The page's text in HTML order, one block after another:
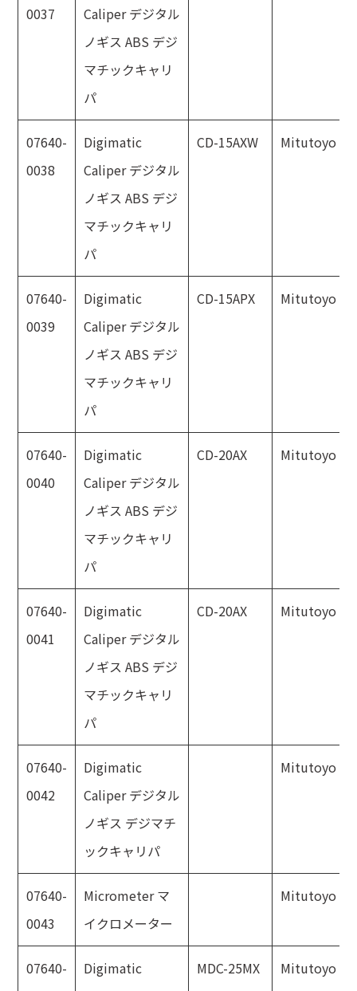
0037
Caliper デジタル
ノギス ABS デジ
マチックキャリ
パ
07640-
0038
Digimatic
Caliper デジタル
ノギス ABS デジ
マチックキャリ
パ
CD-15AXW Mitutoyo
07640-
0039
Digimatic
Caliper デジタル
ノギス ABS デジ
マチックキャリ
パ
CD-15APX Mitutoyo
07640-
0040
Digimatic
Caliper デジタル
ノギス ABS デジ
マチックキャリ
パ
CD-20AX Mitutoyo
07640-
0041
Digimatic
Caliper デジタル
ノギス ABS デジ
マチックキャリ
パ
CD-20AX Mitutoyo
07640-
0042
Digimatic
Caliper デジタル
ノギス デジマチ
ックキャリパ
Mitutoyo
07640-
0043
Micrometer マ
イクロメーター
Mitutoyo
07640-
Digimatic
MDC-25MX Mitutoyo